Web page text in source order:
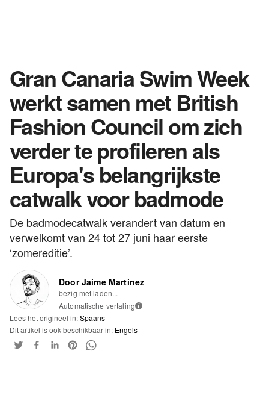
Gran Canaria Swim Week
werkt samen met British
Fashion Council om zich
verder te profileren als
Europa's belangrijkste
catwalk voor badmode
De badmodecatwalk verandert van datum en
verwelkomt van 24 tot 27 juni haar eerste
‘zomereditie’.
Door Jaime Martinez
bezig met laden...
Automatische vertaling i
Lees het origineel in:Spaans
Dit artikel is ook beschikbaar in: Engels